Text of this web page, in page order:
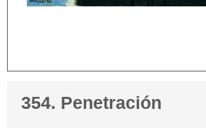
354. Penetración